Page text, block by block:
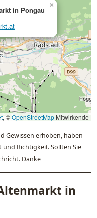
in Pongau
×
, ©OpenStreetMap Mitwirkende
Gewissen erhoben, haben
Richtigkeit. Sollten Sie
Danke
in